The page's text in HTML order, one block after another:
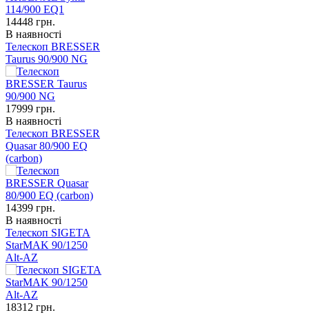
14448 грн.
В наявності
Телескоп BRESSER
Taurus 90/900 NG
17999 грн.
В наявності
Телескоп BRESSER
Quasar 80/900 EQ
(carbon)
14399 грн.
В наявності
Телескоп SIGETA
StarMAK 90/1250
Alt-AZ
18312 грн.